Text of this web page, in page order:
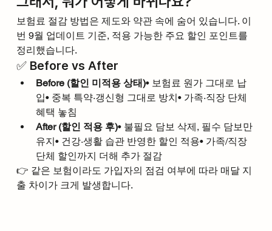
보험료 절감 방법은 제도와 약관 속에 숨어 있습니다. 이
번 9월 업데이트 기준, 적용 가능한 주요 할인 포인트를
정리했습니다.
✅ Before vs After
Before (할인 미적용 상태)• 보험료 원가 그대로 납
입• 중복 특약·갱신형 그대로 방치• 가족·직장 단체
혜택 놓침
After (할인 적용 후)• 불필요 담보 삭제, 필수 담보만
유지• 건강·생활 습관 반영한 할인 적용• 가족/직장
단체 할인까지 더해 추가 절감
👉 같은 보험이라도 가입자의 점검 여부에 따라 매달 지
출 차이가 크게 발생합니다.